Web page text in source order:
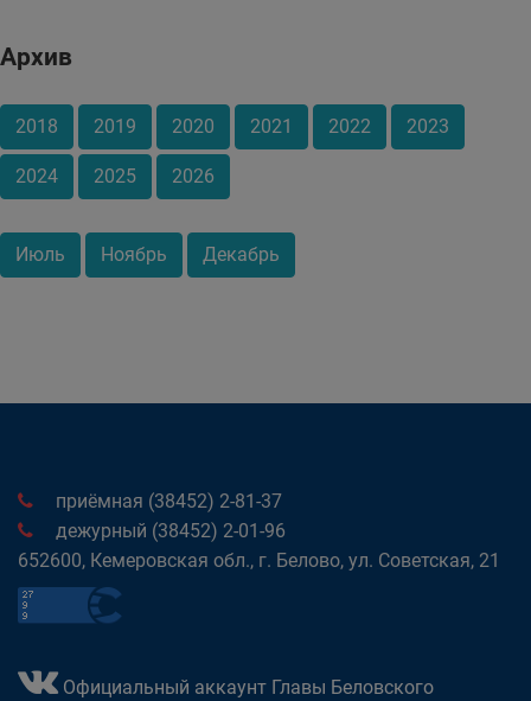
Архив
2018 2019 2020 2021 2022 2023
2024 2025 2026
Июль Ноябрь Декабрь
приёмная (38452) 2-81-37
дежурный (38452) 2-01-96
652600, Кемеровская обл., г. Белово, ул. Советская, 21
Официальный аккаунт Главы Беловского